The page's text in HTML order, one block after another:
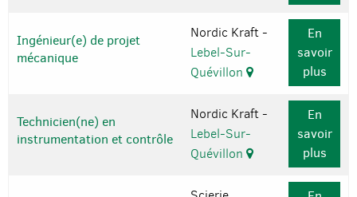
Ingénieur(e) de projet
mécanique
Nordic Kraft -
Lebel-Sur-
Quévillon
En
savoir
plus
Technicien(ne) en
instrumentation et contrôle
Nordic Kraft -
Lebel-Sur-
Quévillon
En
savoir
plus